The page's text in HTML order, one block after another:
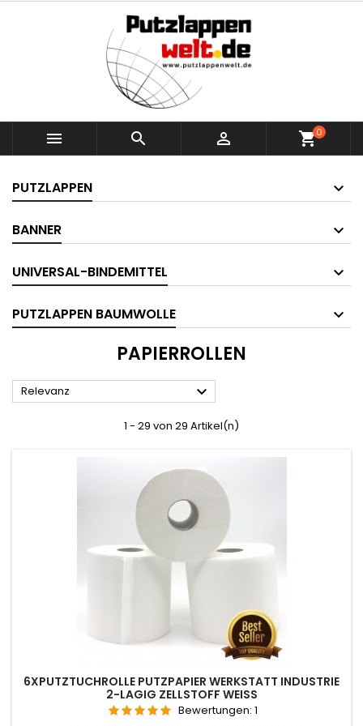
   shopping_cart0
PUTZLAPPEN
BANNER
UNIVERSAL-BINDEMITTEL
PUTZLAPPEN BAUMWOLLE
PAPIERROLLEN
Relevanz 
1 - 29 von 29 Artikel(n)
6XPUTZTUCHROLLE PUTZPAPIER WERKSTATT INDUSTRIE
2-LAGIG ZELLSTOFF WEISS
Bewertungen: 1